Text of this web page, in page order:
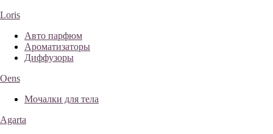
Loris
Авто парфюм
Ароматизаторы
Диффузоры
Oens
Мочалки для тела
Agarta